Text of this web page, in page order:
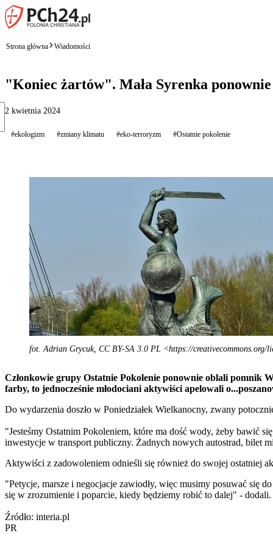
Strona główna Wiadomości
"Koniec żartów". Mała Syrenka
2 kwietnia 2024
#ekologizm #zmiany klimatu #eko-terroryzm #Ostatnie pokolenie
fot. Adrian Grycuk, CC BY-SA 3.0 PL <https://creativecommons.org/
Członkowie grupy Ostatnie Pokolenie ponownie oblali pomnik
farby, to jednocześnie młodociani aktywiści apelowali
Do wydarzenia doszło w Poniedziałek Wielkanocny, zwany
"Jesteśmy Ostatnim Pokoleniem, które ma dość wody, żeby bawić
inwestycje w transport publiczny. Żadnych nowych autostrad, bilet
Aktywiści z zadowoleniem odnieśli się również do swojej ostatniej
"Petycje, marsze i negocjacje zawiodły, więc musimy posuwać się
się w zrozumienie i poparcie, kiedy będziemy robić to dalej" - dodali.
Źródło: interia.pl
PR